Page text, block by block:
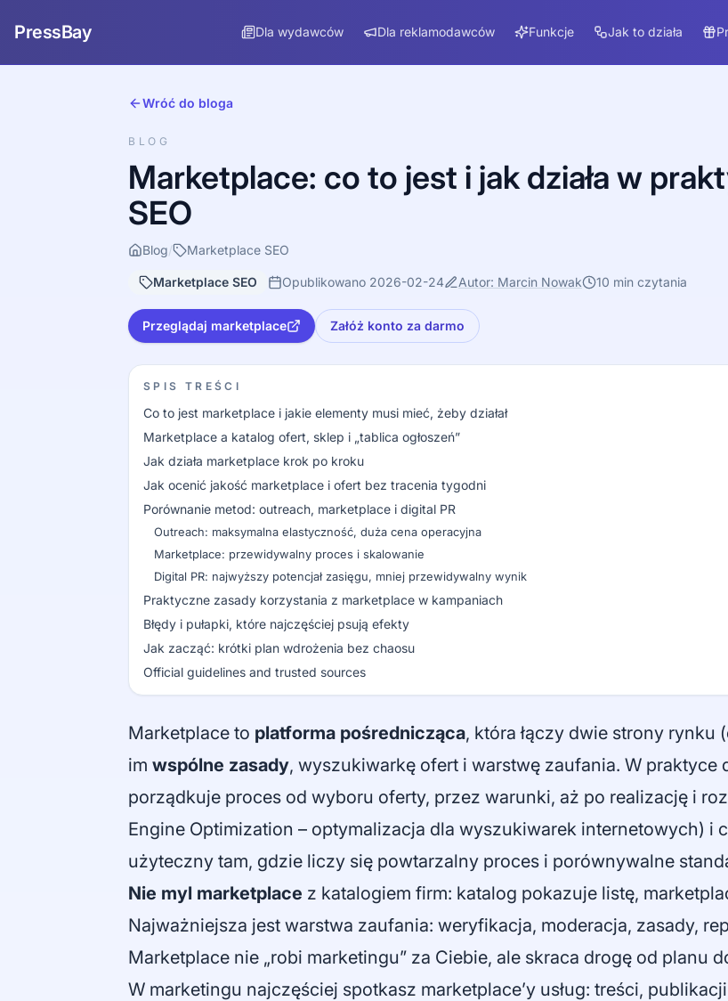
PressBay Dla wydawców Dla reklamodawców Funkcje Jak to działa
Wróć do bloga
BLOG
Marketplace: co to jest i jak działa w
SEO
Blog/ Marketplace SEO
Marketplace SEO Opublikowano 2026-02-24 Autor: Marcin Nowak 10 min czytania
Przeglądaj marketplace Załóż konto za darmo
SPIS TREŚCI
Co to jest marketplace i jakie elementy musi mieć, żeby działał
Marketplace a katalog ofert, sklep i „tablica ogłoszeń”
Jak działa marketplace krok po kroku
Jak ocenić jakość marketplace i ofert bez tracenia tygodni
Porównanie metod: outreach, marketplace i digital PR
Outreach: maksymalna elastyczność, duża cena operacyjna
Marketplace: przewidywalny proces i skalowanie
Digital PR: najwyższy potencjał zasięgu, mniej przewidywalny wynik
Praktyczne zasady korzystania z marketplace w kampaniach
Błędy i pułapki, które najczęściej psują efekty
Jak zacząć: krótki plan wdrożenia bez chaosu
Official guidelines and trusted sources
Marketplace to platforma pośrednicząca, która łączy dwie strony
im wspólne zasady, wyszukiwarkę ofert i warstwę zaufania. W praktyce
porządkuje proces od wyboru oferty, przez warunki, aż po realizację i
Engine Optimization – optymalizacja dla wyszukiwarek internetowych) i
użyteczny tam, gdzie liczy się powtarzalny proces i porównywalne
Nie myl marketplace z katalogiem firm: katalog pokazuje listę,
Najważniejsza jest warstwa zaufania: weryfikacja, moderacja, zasady,
Marketplace nie „robi marketingu” za Ciebie, ale skraca drogę od planu
W marketingu najczęściej spotkasz marketplace’y usług: treści,